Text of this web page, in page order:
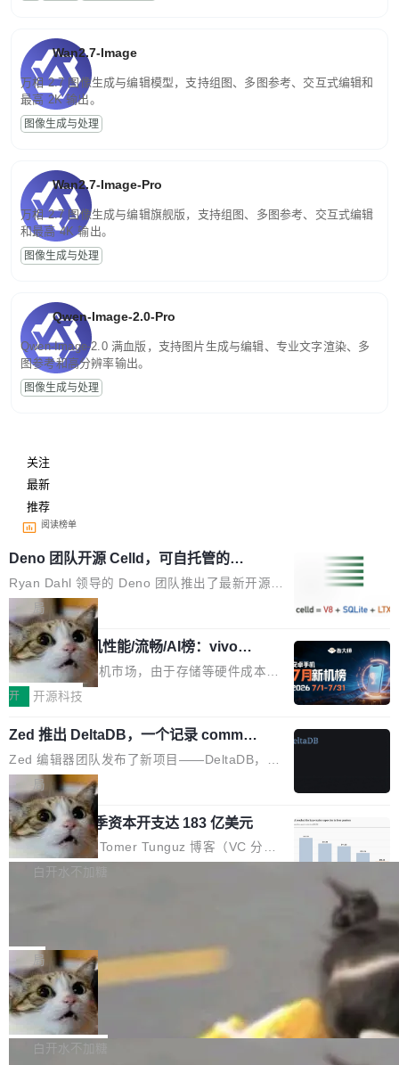
Wan2.7-Image
万相 2.7 图像生成与编辑模型，支持组图、多图参考、交互式编辑和
最高 2K 输出。
图像生成与处理
Wan2.7-Image-Pro
万相 2.7 图像生成与编辑旗舰版，支持组图、多图参考、交互式编辑
和最高 4K 输出。
图像生成与处理
Qwen-Image-2.0-Pro
Qwen-Image-2.0 满血版，支持图片生成与编辑、专业文字渲染、多
图参考和高分辨率输出。
图像生成与处理
关注
最新
推荐
阅读榜单
Deno 团队开源 Celld，可自托管的分
布式 Durable Objects
Ryan Dahl 领导的 Deno 团队推出了最新开源项
目 Celld，一个能在自己机器上运行 Cloudflare
Workers 和 Durable Objects 的守护进程。 设
计思路很直接：每个对象是一个独立的 SQLite
数据库，按名称寻址，复制到你自己的 S3 兼容
存储库里。节点之间只通过这个存储库协调——
个小型数据库，应用天然按分片构建，单个数据
库的竞争和爆炸半径问题在设计层面就被消除
了。 闲置的 cell 会休眠到几乎不占资源。当 cel
l 迁移或唤醒时，新宿主从 S3 恢复 SQLite 数据
库继续执行。存储库是持久化的唯一真相...
局
鲁大师7月新机性能/流畅/AI榜：vivo夺
性能、流畅双第一，三星Galaxy Z系列
新折叠缺席
2026年7月的手机市场，由于存储等硬件成本暴
增，手机厂商的日子也不好过啊，新机速度明显
高价的三星折叠（三星Galaxy Z Fold8 Ultra / Z
Fold8 / Z Flip8）外，其余要么是中低端机器，
例如iQOO Z11i、REDMI Note 17、REDMI No
te 17 Pro、OPPO K15，要么是vivo X300 E这
样的次旗舰。 Galaxy Z Fold8 Ultra / Z Fold8 /
Z Flip8三款折叠屏新机均在7月22日发布，且全
部搭载骁龙8 Elite Gen5 for Galaxy，它们本该
开 开源科技
Zed 推出 DeltaDB，一个记录 commit
之间所有操作的版本控制系统
Zed 编辑器团队发布了新项目——DeltaDB，一
个在 git commit 之间记录每一次编辑操作的版
本控制系统。目前处于 Early Access 阶段。 De
ltaDB 的核心思路直接写在 landing page 最显
眼的位置：「Software is made between com
mits」——软件是在 commit 之间写出来的。git
是把这段空隙补上。 回退到任何一次编辑：Delt
aDB 捕获 commit 之间的每一次操作，...
局
SpaceXAI 单季资本开支达 183 亿美元
根据风险投资人Tomer Tunguz 博客（VC 分
析）披露的最新分析与第二季度业绩报告，Spac
微软同期总资本开支的四成。 与亚马逊、Alpha
bet、微软以及 Meta 等传统科技巨头相比，Spa
ceXAI的资金消耗速度尤为引人瞩目。然而，支
撑庞大支出的资金来源却呈现出截然不同的面
貌。数据显示，微软和 Meta 主要依托充沛的经
白开水不加糖
一个在终端里运行的编程 agent；Muse Spark
1.2，驱动这个 agent 的新模型。一句话概括：
你可以用 curl -fsSL https://dev.meta.ai/install.
sh | bash 安装一个能在大项目里自动规划、写
代码、验证结果的 AI 终端工具。 据介绍，Muse
局
美团开源 LoHoSearch，用知识图谱校
准 AI 能力认知
机器出题的前提，是让机器拥有全局视野。整个
构建流程可以分为四个环节：建图 → 控制难度
白开水不加糖